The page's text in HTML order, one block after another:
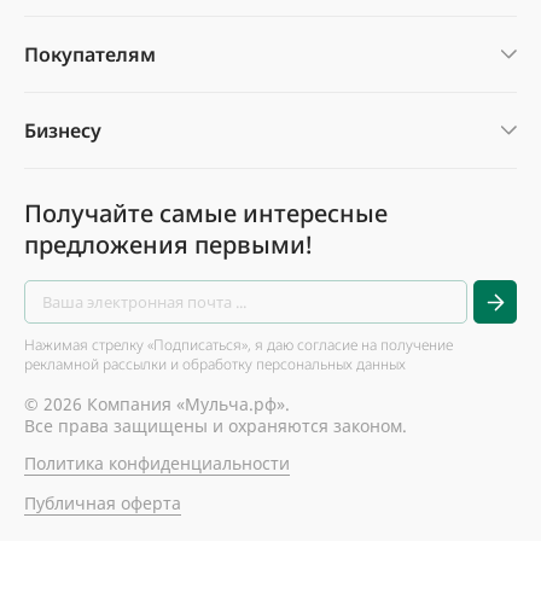
Покупателям
Бизнесу
Получайте самые интересные
предложения первыми!
Нажимая стрелку «Подписаться», я даю согласие на получение
рекламной рассылки и обработку персональных данных
© 2026 Компания «Мульча.рф».
Все права защищены и охраняются законом.
Политика конфиденциальности
Публичная оферта